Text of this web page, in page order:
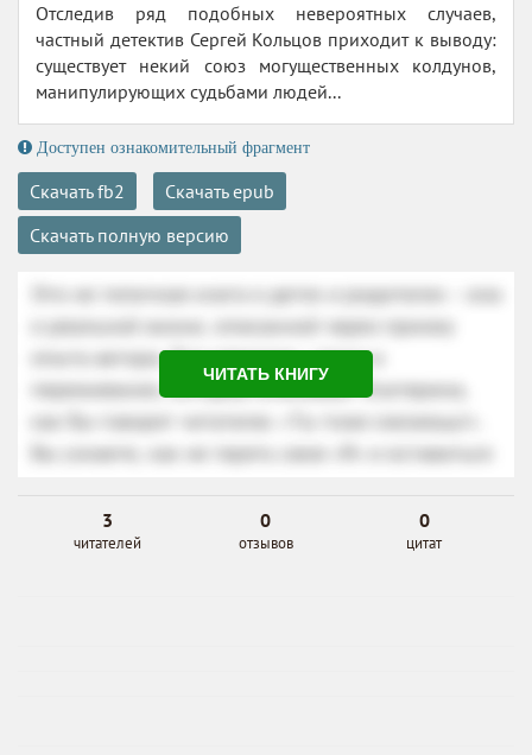
Отследив ряд подобных невероятных случаев,
частный детектив Сергей Кольцов приходит к выводу:
существует некий союз могущественных колдунов,
манипулирующих судьбами людей...
Доступен ознакомительный фрагмент
Скачать fb2
Скачать epub
Скачать полную версию
ЧИТАТЬ КНИГУ
3
читателей
0
отзывов
0
цитат